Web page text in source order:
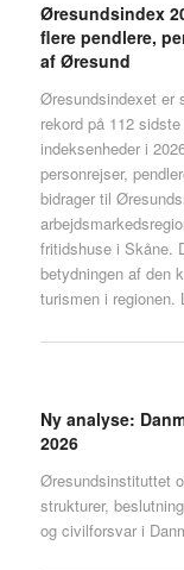
Øresundsindex
flere pendlere,
af Øresund
Øresundsindexet er
rekord på 112
indeksenheder i
personrejser,
bidrager til
fritidshuse i Skåne.
betydningen af den
turismen i regionen.
Ny analyse:
2026
Øresundsinstituttet
strukturer,
og civilforsvar i